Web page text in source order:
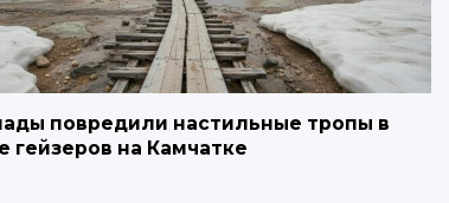
повредили настильные тропы в
гейзеров на Камчатке